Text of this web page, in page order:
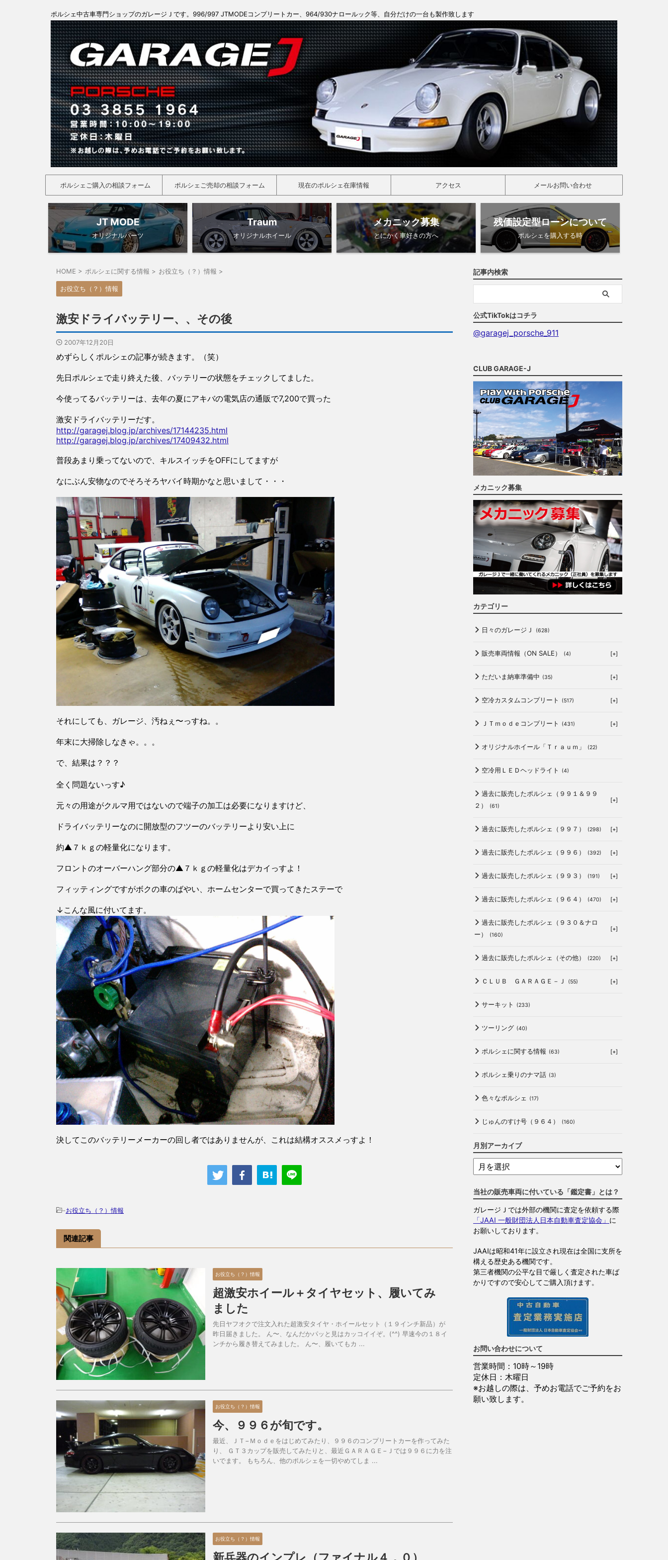
ポルシェ中古車専門ショップのガレージＪです。996/997 JTMODEコンプリートカー、964/930ナロールック等、自分だけの一台も製作致します
ポルシェご購入の相談フォーム ポルシェご売却の相談フォーム 現在のポルシェ在庫情報 アクセス メールお問い合わせ
JT MODE
オリジナルパーツ
Traum
オリジナルホイール
メカニック募集
とにかく車好きの方へ
残価設定型ローンについて
ポルシェを購入する時
HOME > ポルシェに関する情報 > お役立ち（？）情報 >
お役立ち（？）情報
激安ドライバッテリー、、その後
2007年12月20日
めずらしくポルシェの記事が続きます。（笑）
先日ポルシェで走り終えた後、バッテリーの状態をチェックしてました。
今使ってるバッテリーは、去年の夏にアキバの電気店の通販で7,200で買った
激安ドライバッテリーだす。
http://garagej.blog.jp/archives/17144235.html
http://garagej.blog.jp/archives/17409432.html
普段あまり乗ってないので、キルスイッチをOFFにしてますが
なにぶん安物なのでそろそろヤバイ時期かなと思いまして・・・
それにしても、ガレージ、汚ねぇ〜っすね。。
年末に大掃除しなきゃ。。。
で、結果は？？？
全く問題ないっす♪
元々の用途がクルマ用ではないので端子の加工は必要になりますけど、
ドライバッテリーなのに開放型のフツーのバッテリーより安い上に
約▲７ｋｇの軽量化になります。
フロントのオーバーハング部分の▲７ｋｇの軽量化はデカイっすよ！
フィッティングですがボクの車のばやい、ホームセンターで買ってきたステーで
↓こんな風に付いてます。
決してこのバッテリーメーカーの回し者ではありませんが、これは結構オススメっすよ！
-お役立ち（？）情報
関連記事
お役立ち（？）情報
超激安ホイール＋タイヤセット、履いてみ
ました
先日ヤフオクで注文入れた超激安タイヤ・ホイールセット（１９インチ新品）が
昨日届きました。 ん〜、なんだかパッと見はカッコイイぞ。(^^) 早速今の１８イ
ンチから履き替えてみました。 ん〜、履いてもカ ...
お役立ち（？）情報
今、９９６が旬です。
最近、ＪＴ−Ｍｏｄｅをはじめてみたり、９９６のコンプリートカーを作ってみた
り、 ＧＴ３カップを販売してみたりと、最近ＧＡＲＡＧＥ−Ｊでは９９６に力を注
いでます。 もちろん、他のポルシェを一切やめてしま ...
お役立ち（？）情報
記事内検索
公式TikTokはコチラ
@garagej_porsche_911
CLUB GARAGE-J
メカニック募集
カテゴリー
日々のガレージＪ (628)
販売車両情報（ON SALE） (4) [+]
ただいま納車準備中 (35) [+]
空冷カスタムコンプリート (517) [+]
ＪＴｍｏｄｅコンプリート (431) [+]
オリジナルホイール「Ｔｒａｕｍ」 (22)
空冷用ＬＥＤヘッドライト (4)
過去に販売したポルシェ（９９１＆９９
２）
(61)
[+]
過去に販売したポルシェ（９９７） (298) [+]
過去に販売したポルシェ（９９６） (392) [+]
過去に販売したポルシェ（９９３） (191) [+]
過去に販売したポルシェ（９６４） (470) [+]
過去に販売したポルシェ（９３０＆ナロ
ー）
(160)
[+]
過去に販売したポルシェ（その他） (220) [+]
ＣＬＵＢ ＧＡＲＡＧＥ－Ｊ (55) [+]
サーキット (233)
ツーリング (40)
ポルシェに関する情報 (63) [+]
ポルシェ乗りのナマ話 (3)
色々なポルシェ (17)
じゅんのすけ号（９６４） (160)
月別アーカイブ
当社の販売車両に付いている「鑑定書」とは？
ガレージＪでは外部の機関に査定を依頼する際
「JAAI 一般財団法人日本自動車査定協会」 に
お願いしております。
JAAIは昭和41年に設立され現在は全国に支所を
構える歴史ある機関です。
第三者機関の公平な目で厳しく査定された車ば
かりですので安心してご購入頂けます。
お問い合わせについて
営業時間：10時～19時
定休日：木曜日
※お越しの際は、予めお電話でご予約をお
願い致します。